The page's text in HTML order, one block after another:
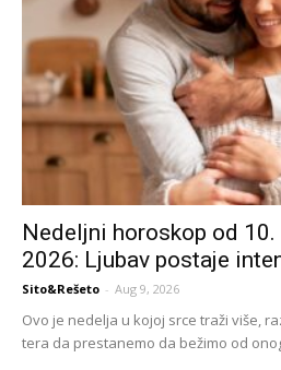
Nedeljni horoskop od
2026: Ljubav postaje
Sito&Rešeto - Aug 9, 2026
Ovo je nedelja u kojoj srce traži više,
tera da prestanemo da bežimo od